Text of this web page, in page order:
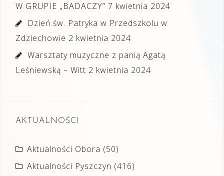
W GRUPIE „BADACZY” 7 kwietnia 2024
Dzień św. Patryka w Przedszkolu w
Zdziechowie 2 kwietnia 2024
Warsztaty muzyczne z panią Agatą
Leśniewską – Witt 2 kwietnia 2024
AKTUALNOŚCI
Aktualności Obora (50)
Aktualności Pyszczyn (416)